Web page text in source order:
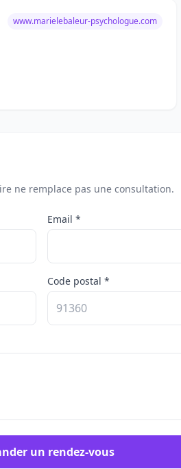
www.marielebaleur-psychologue.com
ne remplace pas une consultation.
Email *
Code postal *
un rendez-vous